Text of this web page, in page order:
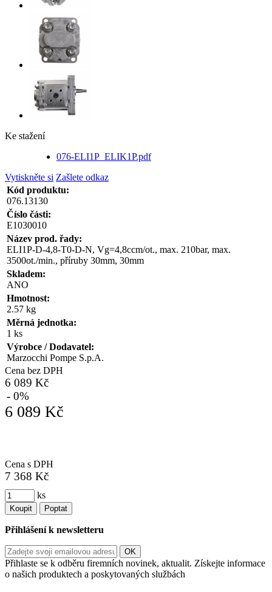
Ke stažení
076-ELI1P_ELIK1P.pdf
Vytiskněte si Zašlete odkaz
Kód produktu:
076.13130
Číslo části:
E1030010
Název prod. řady:
ELI1P-D-4,8-T0-D-N, Vg=4,8ccm/ot., max. 210bar, max.
3500ot./min., příruby 30mm, 30mm
Skladem:
ANO
Hmotnost:
2.57 kg
Měrná jednotka:
1 ks
Výrobce / Dodavatel:
Marzocchi Pompe S.p.A.
Cena bez DPH
6 089 Kč
- 0%
6 089 Kč
Cena s DPH
7 368 Kč
ks
Koupit Poptat
Přihlášení k newsletteru
Přihlaste se k odběru firemních novinek, aktualit. Získejte informace
o našich produktech a poskytovaných službách